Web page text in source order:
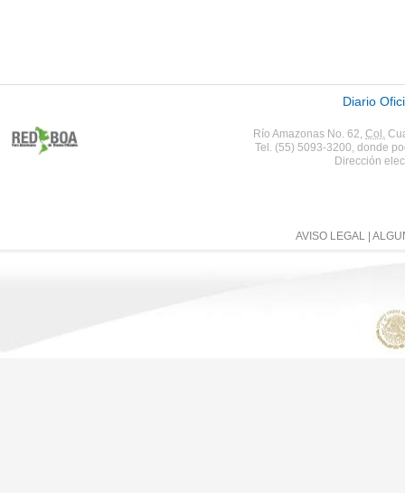
Diario
Río Amazonas No. 62, Col.
Tel. (55) 5093-3200, donde
Dirección
AVISO LEGAL |